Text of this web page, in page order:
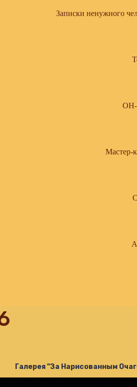
Записки ненужного
ОН-
Мастер-
Галерея "За Нарисованным